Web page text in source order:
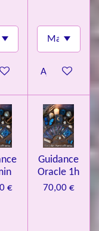
au panierAjouter au
€
Guidance
Oracle 1h
70,00 €